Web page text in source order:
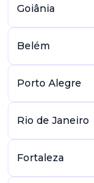
Goiânia
Belém
Porto Alegre
Rio de Janeiro
Fortaleza